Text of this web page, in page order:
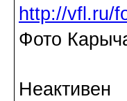
http://vfl.ru/
Фото
Неактивен